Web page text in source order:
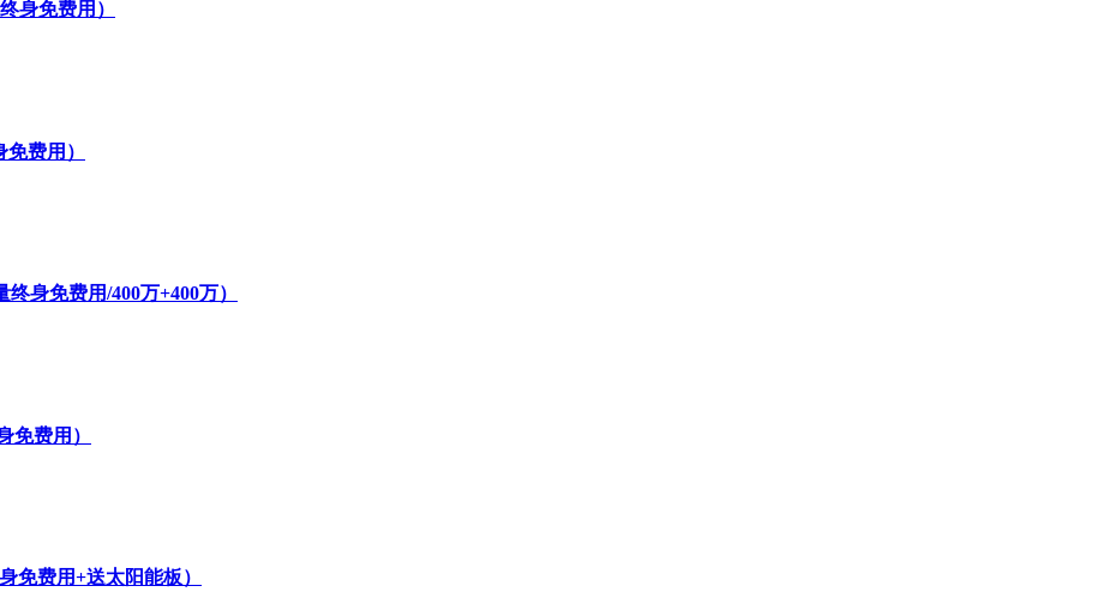
身免费用）
费用）
身免费用/400万+400万）
免费用）
免费用+送太阳能板）